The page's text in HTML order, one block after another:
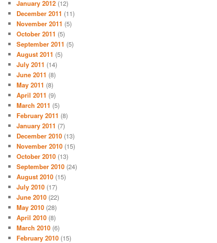
January 2012 (12)
December 2011 (11)
November 2011 (5)
October 2011 (5)
September 2011 (5)
August 2011 (5)
July 2011 (14)
June 2011 (8)
May 2011 (8)
April 2011 (9)
March 2011 (5)
February 2011 (8)
January 2011 (7)
December 2010 (13)
November 2010 (15)
October 2010 (13)
September 2010 (24)
August 2010 (15)
July 2010 (17)
June 2010 (22)
May 2010 (28)
April 2010 (8)
March 2010 (6)
February 2010 (15)